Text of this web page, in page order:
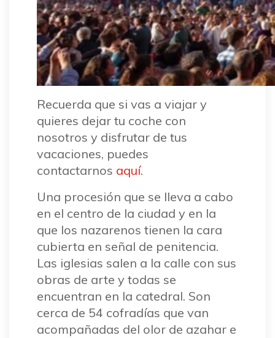
Recuerda que si vas a viajar y
quieres dejar tu coche con
nosotros y disfrutar de tus
vacaciones, puedes
contactarnos aquí.
Una procesión que se lleva a cabo
en el centro de la ciudad y en la
que los nazarenos tienen la cara
cubierta en señal de penitencia.
Las iglesias salen a la calle con sus
obras de arte y todas se
encuentran en la catedral. Son
cerca de 54 cofradías que van
acompañadas del olor de azahar e